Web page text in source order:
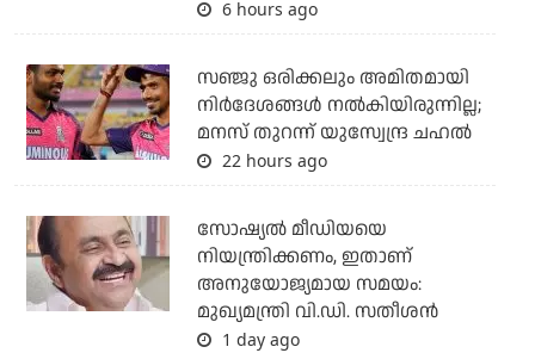
6 hours ago
സഞ്ജു ഒരിക്കലും അമിതമായി
നിര്‍ദേശങ്ങള്‍ നല്‍കിയിരുന്നില്ല;
മനസ് തുറന്ന് യുസ്വേന്ദ്ര ചഹല്‍
22 hours ago
സോഷ്യല്‍ മീഡിയയെ
നിയന്ത്രിക്കണം, ഇതാണ്
അനുയോജ്യമായ സമയം:
മുഖ്യമന്ത്രി വി.ഡി. സതീശന്‍
1 day ago